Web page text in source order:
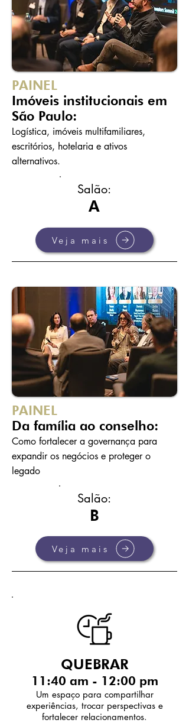
PAINEL
Imóveis institucionais em
São Paulo:
Logística, imóveis multifamiliares,
escritórios, hotelaria e ativos
alternativos.
Salão:
A
Veja mais
PAINEL
Da família ao conselho:
Como fortalecer a governança para
expandir os negócios e proteger o
legado
Salão:
B
Veja mais
QUEBRAR
11:40 am - 12:00 pm
Um espaço para compartilhar
experiências, trocar perspectivas e
fortalecer relacionamentos.